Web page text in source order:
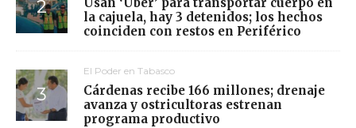
la cajuela, hay 3 detenidos; los hechos
coinciden con restos en Periférico
El Poder en Tabasco
Cárdenas recibe 166 millones; drenaje
avanza y ostricultoras estrenan
programa productivo